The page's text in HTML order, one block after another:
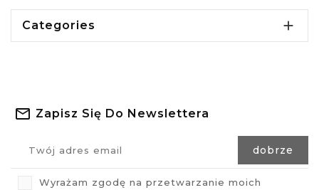
Categories 
Zapisz Się Do Newslettera
Wyrażam zgodę na przetwarzanie moich